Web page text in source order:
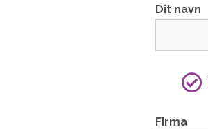
Dit navn
Firma